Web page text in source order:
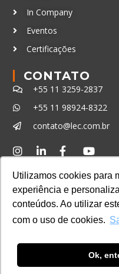
Utilizamos cookies para
experiência e
conteúdos. Ao utilizar
com o uso de cookies.
Ok,
In Company
Eventos
Certificações
CONTATO
+55 11 3259-2837
+55 11 98924-8322
contato@lec.com.br
Consulte aqui o
Sistema e-MEC